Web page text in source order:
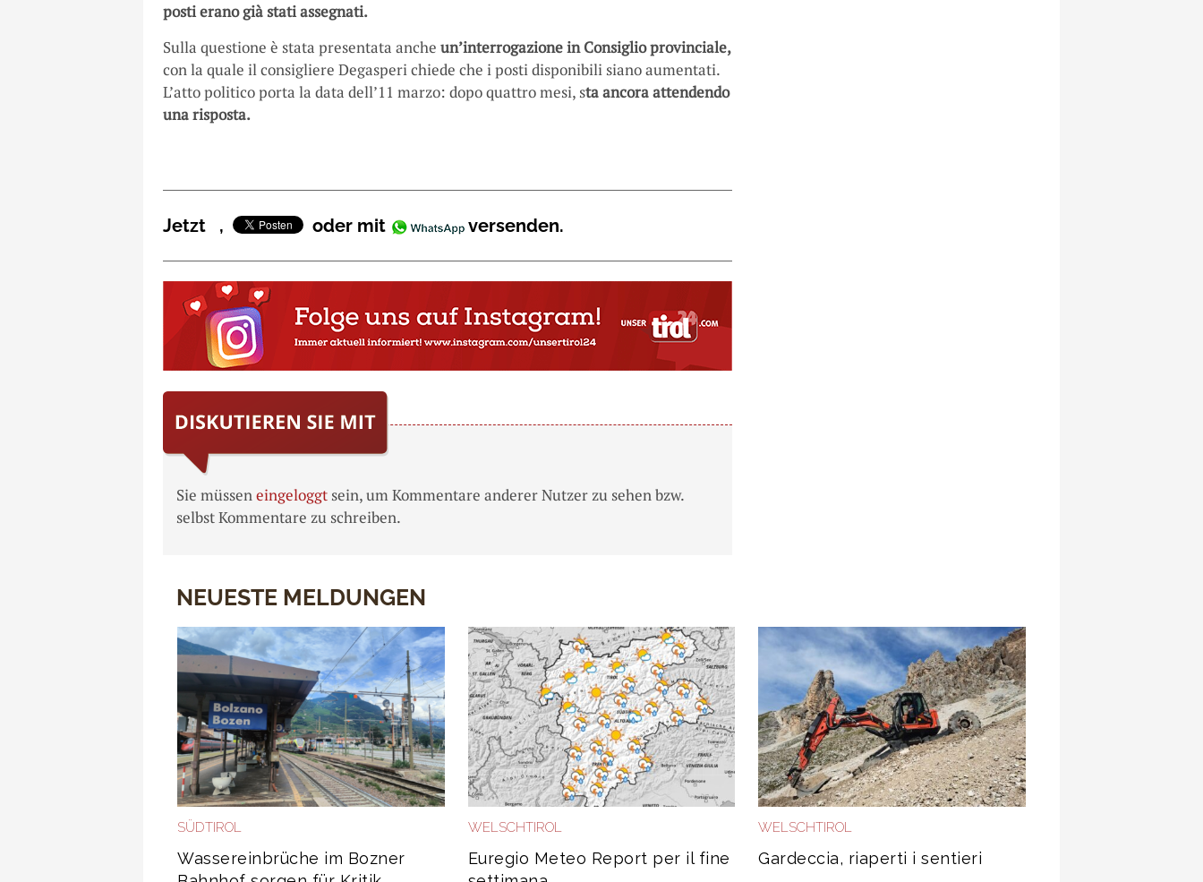
posti erano già stati assegnati.
Sulla questione è stata presentata anche un’interrogazione in Consiglio provinciale,
con la quale il consigliere Degasperi chiede che i posti disponibili siano aumentati.
L’atto politico porta la data dell’11 marzo: dopo quattro mesi, sta ancora attendendo
una risposta.
Jetzt , oder mit versenden.
Sie müsseneingeloggt sein, um Kommentare anderer Nutzer zu sehen bzw.
selbst Kommentare zu schreiben.
NEUESTE MELDUNGEN
SÜDTIROL
Wassereinbrüche im Bozner
WELSCHTIROL
Euregio Meteo Report per il fine
WELSCHTIROL
Gardeccia, riaperti i sentieri